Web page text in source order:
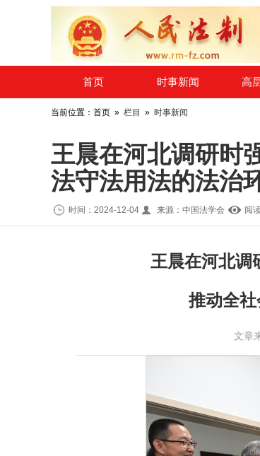
​首页 时事新闻 高
当前位置：首页 » 栏目 » 时事新闻
王晨在河北调研时
法守法用法的法治
时间：2024-12-04 来源：中国法学会 阅
王晨在河北调
推动全
文章